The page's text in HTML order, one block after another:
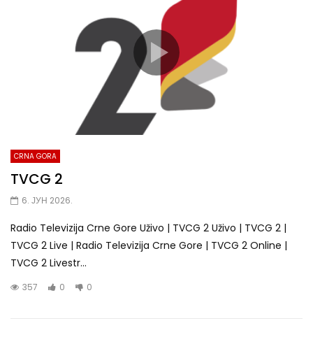
CRNA GORA
TVCG 2
6. ЈУН 2026.
Radio Televizija Crne Gore Uživo | TVCG 2 Uživo | TVCG 2 |
TVCG 2 Live | Radio Televizija Crne Gore | TVCG 2 Online |
TVCG 2 Livestr...
357 0 0